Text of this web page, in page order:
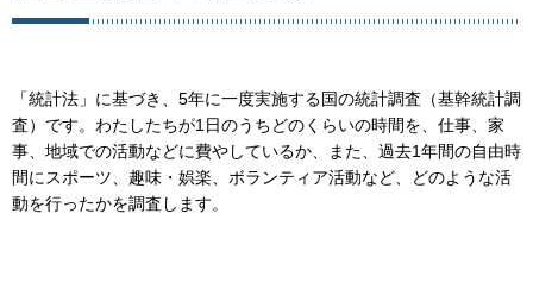
「統計法」に基づき、5年に一度実施する国の統計調査（基幹統計調
査）です。わたしたちが1日のうちどのくらいの時間を、仕事、家
事、地域での活動などに費やしているか、また、過去1年間の自由時
間にスポーツ、趣味・娯楽、ボランティア活動など、どのような活
動を行ったかを調査します。